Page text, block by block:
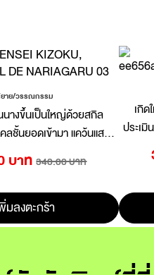
าย/วรรณกรรม
นางขึ้นเป็นใหญ่ด้วยสกิล
ชั้นยอดเข้ามา แคว้นแสนง
ก็กลายเป็นแคว้นสุดแกร่ง-
ม 03 (นิยาย)
บาท 340.00 บาท
มลงตะกร้า
เกิ
ประเ
อกง่